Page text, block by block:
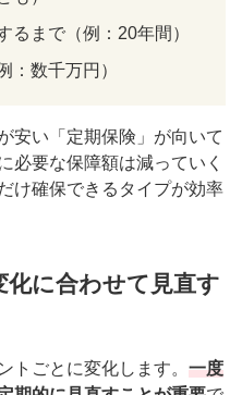
るまで（例：20年間）
：数千万円）
安い「定期保険」が向いて
必要な保障額は減っていく
け確保できるタイプが効率
に合わせて見直す
トごとに変化します。 一度